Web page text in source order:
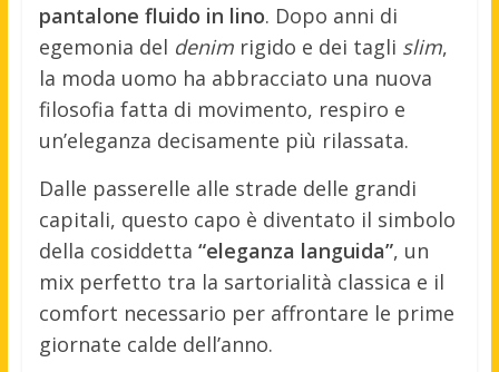
pantalone fluido in lino. Dopo anni di
egemonia del denimrigido e dei tagli slim,
la moda uomo ha abbracciato una nuova
filosofia fatta di movimento, respiro e
un’eleganza decisamente più rilassata.
Dalle passerelle alle strade delle grandi
capitali, questo capo è diventato il simbolo
della cosiddetta “eleganza languida”, un
mix perfetto tra la sartorialità classica e il
comfort necessario per affrontare le prime
giornate calde dell’anno.